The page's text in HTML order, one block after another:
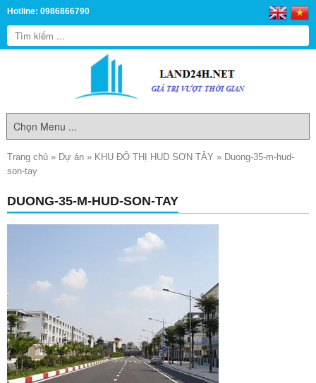
Hotline: 0986866790
Trang chủ » Dự án » KHU ĐÔ THỊ HUD SƠN TÂY » Duong-35-m-hud-
son-tay
DUONG-35-M-HUD-SON-TAY